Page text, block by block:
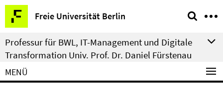
Springe
direkt
zu
Inhalt
Freie Universität Berlin
Service-
Navigation
Professur für BWL, IT-Management und Digitale
Transformation Univ. Prof. Dr. Daniel Fürstenau
MENÜ